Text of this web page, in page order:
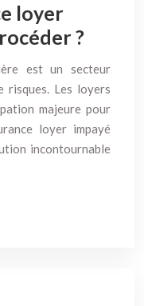
loyer
?
est un secteur
risques. Les loyers
majeure pour
loyer impayé
incontournable